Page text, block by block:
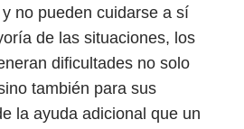
no pueden cuidarse a sí
de las situaciones, los
dificultades no solo
también para sus
la ayuda adicional que un